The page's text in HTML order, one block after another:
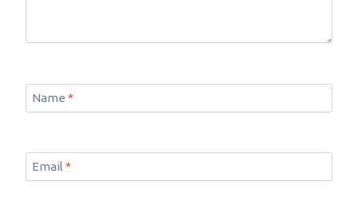
Name *
Email*